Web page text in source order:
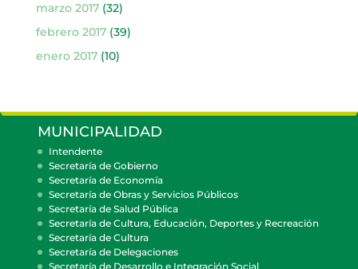
marzo 2017(32)
febrero 2017(39)
enero 2017(10)
MUNICIPALIDAD
Intendente
Secretaría de Gobierno
Secretaría de Economía
Secretaría de Obras y Servicios Públicos
Secretaría de Salud Pública
Secretaría de Cultura, Educación, Deportes y Recreación
Secretaría de Cultura
Secretaría de Delegaciones
Secretaría de Desarrollo e Integración Social